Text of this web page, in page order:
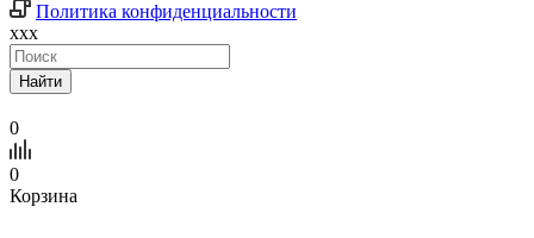
Политика конфиденциальности
xxx
Найти
0
0
Корзина